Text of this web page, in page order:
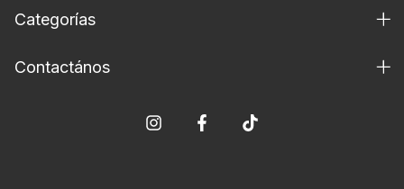
Categorías
Contactános